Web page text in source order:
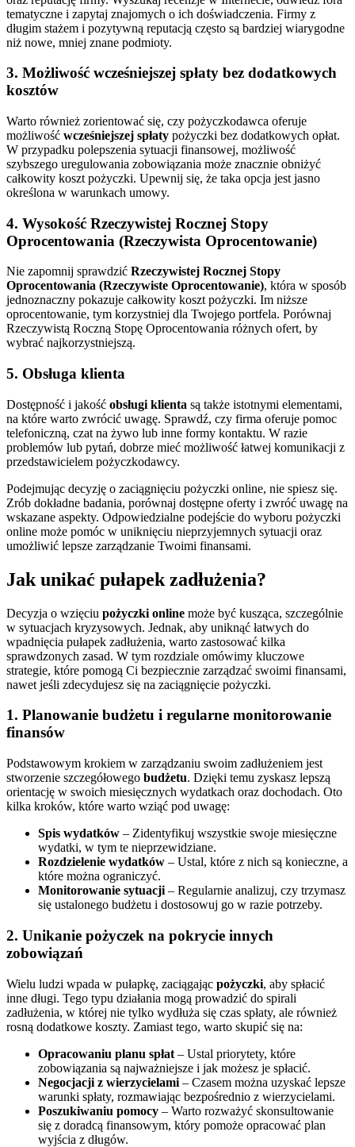
tematyczne i zapytaj znajomych o ich doświadczenia. Firmy z
długim stażem i pozytywną reputacją często są bardziej wiarygodne
niż nowe, mniej znane podmioty.
3. Możliwość wcześniejszej spłaty bez dodatkowych
kosztów
Warto również zorientować się, czy pożyczkodawca oferuje
możliwość wcześniejszej spłaty pożyczki bez dodatkowych opłat.
W przypadku polepszenia sytuacji finansowej, możliwość
szybszego uregulowania zobowiązania może znacznie obniżyć
całkowity koszt pożyczki. Upewnij się, że taka opcja jest jasno
określona w warunkach umowy.
4. Wysokość Rzeczywistej Rocznej Stopy
Oprocentowania (Rzeczywista Oprocentowanie)
Nie zapomnij sprawdzić Rzeczywistej Rocznej Stopy
Oprocentowania (Rzeczywiste Oprocentowanie), która w sposób
jednoznaczny pokazuje całkowity koszt pożyczki. Im niższe
oprocentowanie, tym korzystniej dla Twojego portfela. Porównaj
Rzeczywistą Roczną Stopę Oprocentowania różnych ofert, by
wybrać najkorzystniejszą.
5. Obsługa klienta
Dostępność i jakość obsługi klienta są także istotnymi elementami,
na które warto zwrócić uwagę. Sprawdź, czy firma oferuje pomoc
telefoniczną, czat na żywo lub inne formy kontaktu. W razie
problemów lub pytań, dobrze mieć możliwość łatwej komunikacji z
przedstawicielem pożyczkodawcy.
Podejmując decyzję o zaciągnięciu pożyczki online, nie spiesz się.
Zrób dokładne badania, porównaj dostępne oferty i zwróć uwagę na
wskazane aspekty. Odpowiedzialne podejście do wyboru pożyczki
online może pomóc w uniknięciu nieprzyjemnych sytuacji oraz
umożliwić lepsze zarządzanie Twoimi finansami.
Jak unikać pułapek zadłużenia?
Decyzja o wzięciu pożyczki online może być kusząca, szczególnie
w sytuacjach kryzysowych. Jednak, aby uniknąć łatwych do
wpadnięcia pułapek zadłużenia, warto zastosować kilka
sprawdzonych zasad. W tym rozdziale omówimy kluczowe
strategie, które pomogą Ci bezpiecznie zarządzać swoimi finansami,
nawet jeśli zdecydujesz się na zaciągnięcie pożyczki.
1. Planowanie budżetu i regularne monitorowanie
finansów
Podstawowym krokiem w zarządzaniu swoim zadłużeniem jest
stworzenie szczegółowego budżetu. Dzięki temu zyskasz lepszą
orientację w swoich miesięcznych wydatkach oraz dochodach. Oto
kilka kroków, które warto wziąć pod uwagę:
Spis wydatków – Zidentyfikuj wszystkie swoje miesięczne
wydatki, w tym te nieprzewidziane.
Rozdzielenie wydatków – Ustal, które z nich są konieczne, a
które można ograniczyć.
Monitorowanie sytuacji – Regularnie analizuj, czy trzymasz
się ustalonego budżetu i dostosowuj go w razie potrzeby.
2. Unikanie pożyczek na pokrycie innych
zobowiązań
Wielu ludzi wpada w pułapkę, zaciągając pożyczki, aby spłacić
inne długi. Tego typu działania mogą prowadzić do spirali
zadłużenia, w której nie tylko wydłuża się czas spłaty, ale również
rosną dodatkowe koszty. Zamiast tego, warto skupić się na:
Opracowaniu planu spłat – Ustal priorytety, które
zobowiązania są najważniejsze i jak możesz je spłacić.
Negocjacji z wierzycielami – Czasem można uzyskać lepsze
warunki spłaty, rozmawiając bezpośrednio z wierzycielami.
Poszukiwaniu pomocy – Warto rozważyć skonsultowanie
się z doradcą finansowym, który pomoże opracować plan
wyjścia z długów.